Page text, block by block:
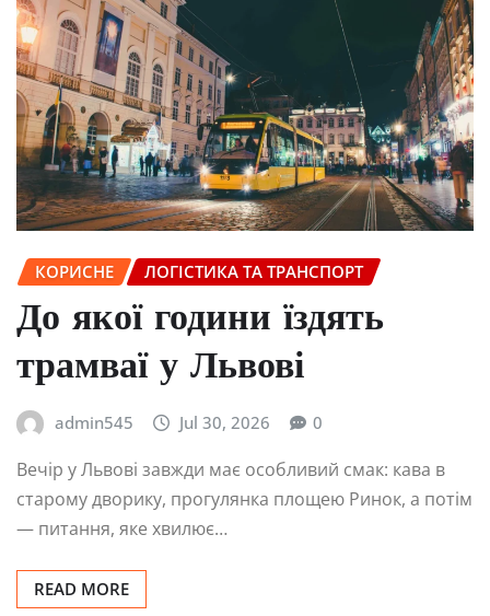
КОРИСНЕ ЛОГІСТИКА ТА ТРАНСПОРТ
До якої години їздять
трамваї у Львові
admin545 Jul 30, 2026 0
Вечір у Львові завжди має особливий смак: кава в
старому дворику, прогулянка площею Ринок, а потім
— питання, яке хвилює…
READ MORE